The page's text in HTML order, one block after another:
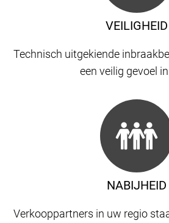
NABIJHEID
Verkooppartners in uw regio
VEILIGHEID
Technisch uitgekiende
een veilig gevoel